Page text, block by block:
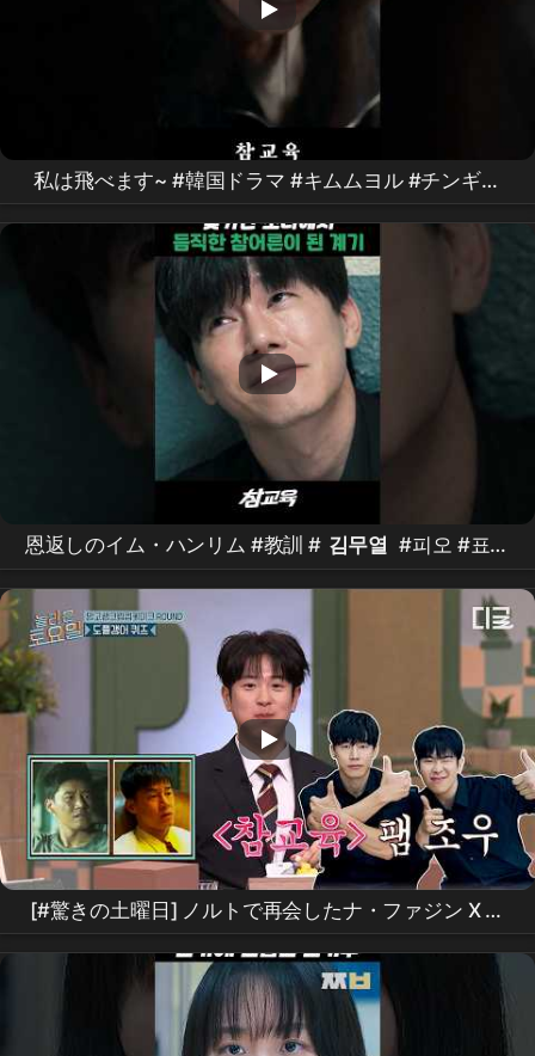
私は飛べます~ #韓国ドラマ #キムムヨル #チンギジ
ュ #ピョジフン #イソンミン #真の教育ドラマ
# Netflix
恩返しのイム・ハンリム #教訓 # 김무열 #피오 #표지
훈 # 진기주 #ウェブドラマ #kdrama
#teachyoualesson #kimmuyeol
[#驚きの土曜日] ノルトで再会したナ・ファジン X ポ
ン・グンデ⁉️ キム・ムヨル“真の教育”前後で分かれる
ドッペルゲンガー・クイズ - 俳優編👀